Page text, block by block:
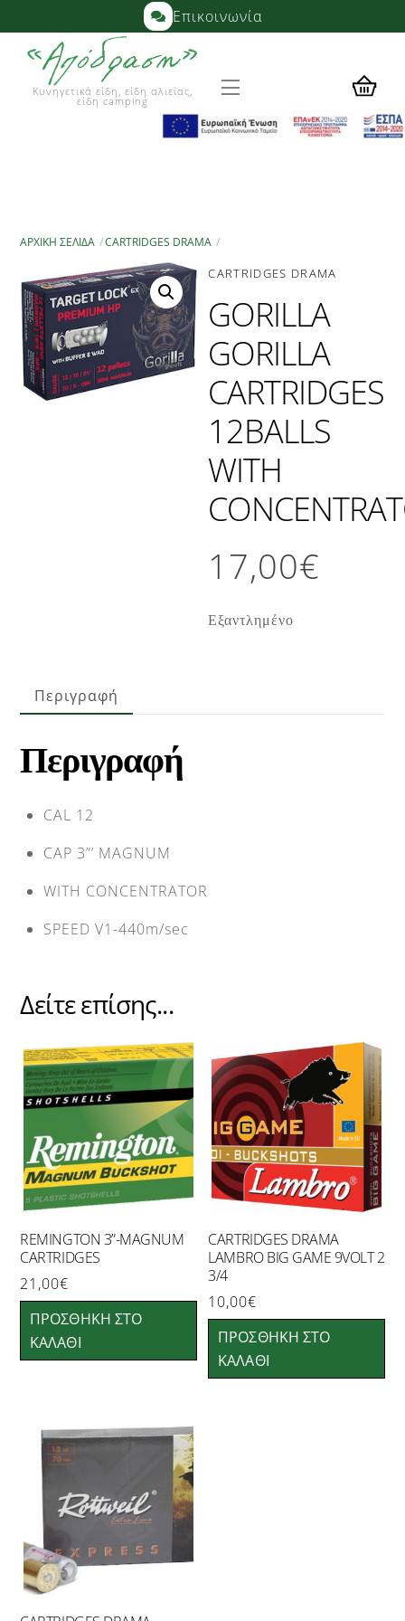
to
content
Επικοινωνία
Κυνηγετικά είδη, είδη αλιείας,
είδη camping
Menu
ΑΡΧΙΚΉ ΣΕΛΊΔΑ CARTRIDGES DRAMA
CARTRIDGES DRAMA
GORILLA
GORILLA
CARTRIDGES
12BALLS
WITH
17,00€
Εξαντλημένο
Περιγραφή
Περιγραφή
CAL 12
CAP 3”’ MAGNUM
WITH CONCENTRATOR
SPEED V1-440m/sec
Δείτε επίσης...
REMINGTON 3”-MAGNUM
CARTRIDGES
21,00€
ΠΡΟΣΘΉΚΗ ΣΤΟ
ΚΑΛΆΘΙ
CARTRIDGES DRAMA
LAMBRO BIG GAME 9VOLT 2
3/4
10,00€
ΠΡΟΣΘΉΚΗ ΣΤΟ
ΚΑΛΆΘΙ